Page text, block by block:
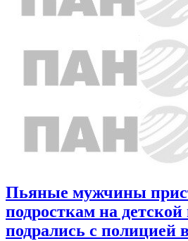
Пьяные мужчины
подросткам на
подрались с полицией